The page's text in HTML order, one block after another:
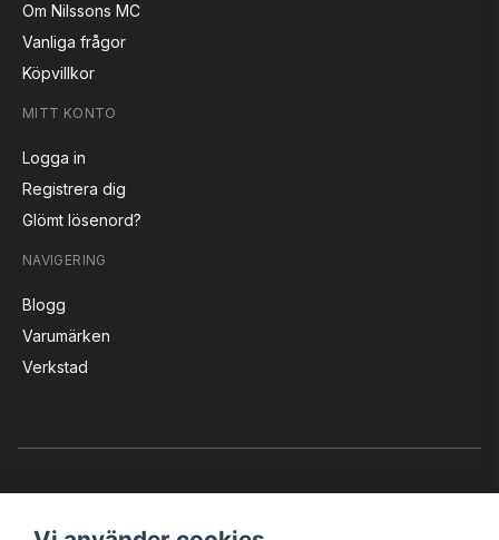
Om Nilssons MC
Vanliga frågor
Köpvillkor
MITT KONTO
Logga in
Registrera dig
Glömt lösenord?
NAVIGERING
Blogg
Varumärken
Verkstad